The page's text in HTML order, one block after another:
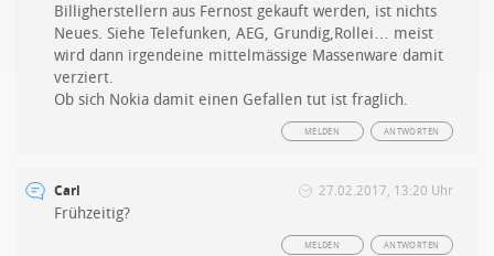
Billigherstellern aus Fernost gekauft werden, ist nichts
Neues. Siehe Telefunken, AEG, Grundig,Rollei… meist
wird dann irgendeine mittelmässige Massenware damit
verziert.
Ob sich Nokia damit einen Gefallen tut ist fraglich.
ANTWORTEN
MELDEN
Carl 27.02.2017, 13:20 Uhr
Frühzeitig?
ANTWORTEN
MELDEN